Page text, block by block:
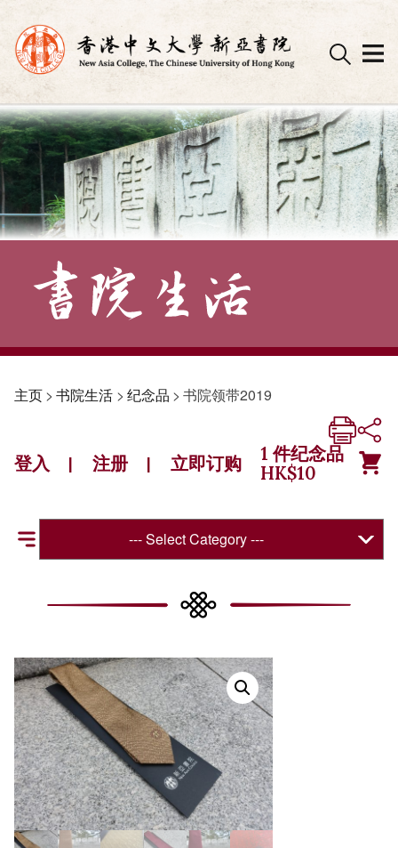
Skip
to
content
主页> 书院生活 > 纪念品 > 书院领带2019
登入 | 注册 | 立即订购 1 件纪念品
HK$10
--- Select Category ---